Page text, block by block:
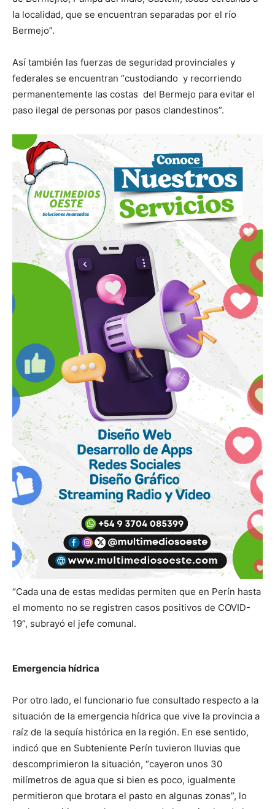
la localidad, que se encuentran separadas por el río
Bermejo”.
Así también las fuerzas de seguridad provinciales y
federales se encuentran “custodiando y recorriendo
permanentemente las costas del Bermejo para evitar el
paso ilegal de personas por pasos clandestinos”.
“Cada una de estas medidas permiten que en Perín hasta
el momento no se registren casos positivos de COVID-
19”, subrayó el jefe comunal.
Emergencia hídrica
Por otro lado, el funcionario fue consultado respecto a la
situación de la emergencia hídrica que vive la provincia a
raíz de la sequía histórica en la región. En ese sentido,
indicó que en Subteniente Perín tuvieron lluvias que
descomprimieron la situación, “cayeron unos 30
milímetros de agua que si bien es poco, igualmente
permitieron que brotara el pasto en algunas zonas”, lo